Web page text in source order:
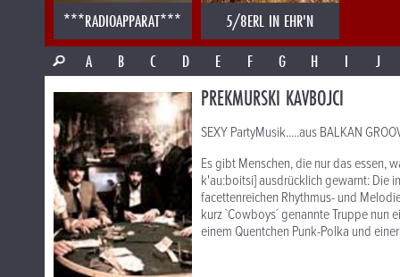
***RADIOAPPARAT***
5/8ERL IN EHR'N
A
B C D E F G H I J
PREKMURSKI KAVBOJCI
SEXY PartyMusik.....aus BALKAN
Es gibt Menschen, die nur das essen,
k'au:boitsi] ausdrücklich gewarnt: Die
facettenreichen Rhythmus- und
kurz `Cowboys´ genannte Truppe nun
einem Quentchen Punk-Polka und